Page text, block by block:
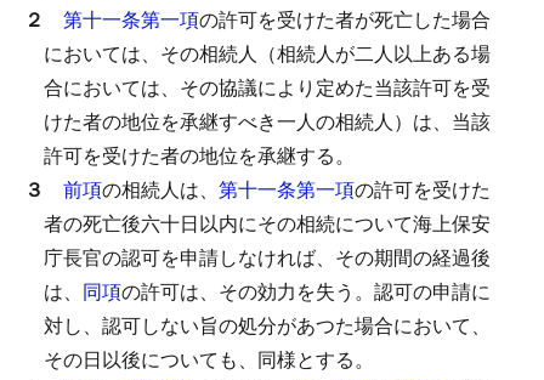
２ 第十一条第一項の許可を受けた者が死亡した場合
においては、その相続人（相続人が二人以上ある場
合においては、その協議により定めた当該許可を受
けた者の地位を承継すべき一人の相続人）は、当該
許可を受けた者の地位を承継する。
３ 前項の相続人は、 第十一条第一項の許可を受けた
者の死亡後六十日以内にその相続について海上保安
庁長官の認可を申請しなければ、その期間の経過後
は、 同項の許可は、その効力を失う。 認可の申請に
対し、認可しない旨の処分があつた場合において、
その日以後についても、同様とする。